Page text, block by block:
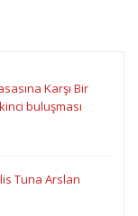
Karşı Bir
buluşması
Tuna Arslan